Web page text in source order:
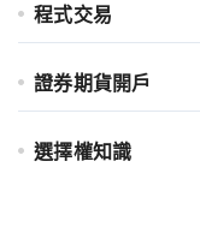
程式交易
證券期貨開戶
選擇權知識